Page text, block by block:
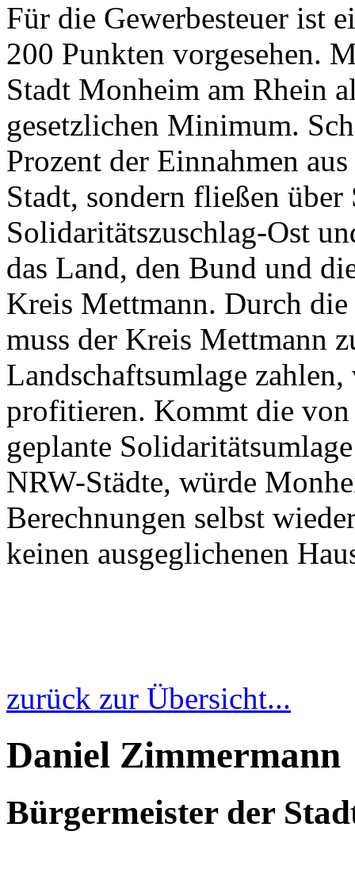
Für die Gewerbesteuer ist
200 Punkten vorgesehen.
Stadt Monheim am Rhein
gesetzlichen Minimum.
Prozent der Einnahmen
Stadt, sondern fließen über
Solidaritätszuschlag-Ost
das Land, den Bund und
Kreis Mettmann. Durch
muss der Kreis Mettmann
Landschaftsumlage
profitieren. Kommt die
geplante
NRW-Städte, würde
Berechnungen selbst
keinen ausgeglichenen
zurück zur Übersicht...
Daniel Zimmermann
Bürgermeister der